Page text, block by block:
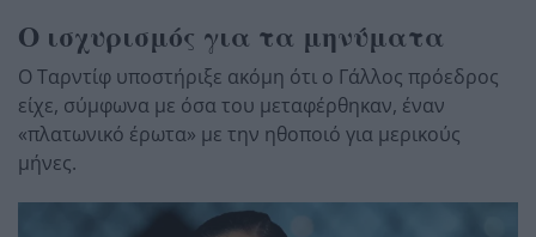
Ο ισχυρισμός για τα μηνύματα
Ο Ταρντίφ υποστήριξε ακόμη ότι ο Γάλλος πρόεδρος
είχε, σύμφωνα με όσα του μεταφέρθηκαν, έναν
«πλατωνικό έρωτα» με την ηθοποιό για μερικούς
μήνες.